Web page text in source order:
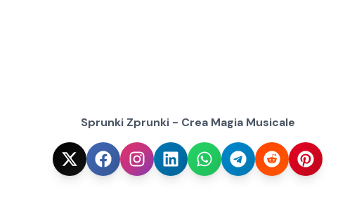
Sprunki Zprunki - Crea Magia Musicale